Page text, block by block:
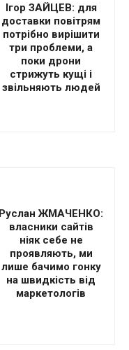
Ігор ЗАЙЦЕВ: для
доставки повітрям
потрібно вирішити
три проблеми, а
поки дрони
стрижуть кущі і
звільняють людей
Руслан ЖМАЧЕНКО:
власники сайтів
ніяк себе не
проявляють, ми
лише бачимо гонку
на швидкість від
маркетологів